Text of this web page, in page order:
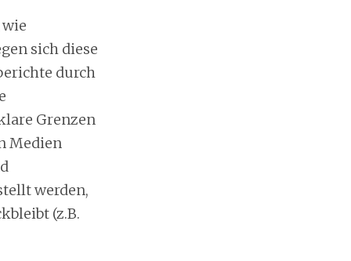
sich diese
durch
Grenzen
Medien
werden,
(z.B.